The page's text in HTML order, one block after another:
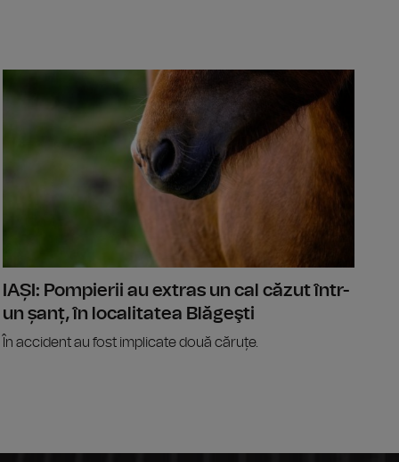
Peste un miliard de lei, alocați pentru siguranţa rutieră de la
Ilie
IAȘI: Pompierii au extras un cal căzut într-
un șanț, în localitatea Blăgeşti
În accident au fost implicate două căruțe.